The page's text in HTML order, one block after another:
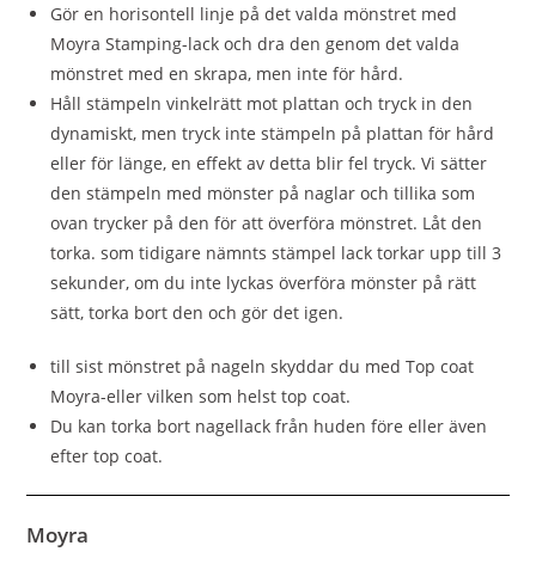
Gör en horisontell linje på det valda mönstret med
Moyra Stamping-lack och dra den genom det valda
mönstret med en skrapa, men inte för hård.
Håll stämpeln vinkelrätt mot plattan och tryck in den
dynamiskt, men tryck inte stämpeln på plattan för hård
eller för länge, en effekt av detta blir fel tryck. Vi sätter
den stämpeln med mönster på naglar och tillika som
ovan trycker på den för att överföra mönstret. Låt den
torka. som tidigare nämnts stämpel lack torkar upp till 3
sekunder, om du inte lyckas överföra mönster på rätt
sätt, torka bort den och gör det igen.
till sist mönstret på nageln skyddar du med Top coat
Moyra-eller vilken som helst top coat.
Du kan torka bort nagellack från huden före eller även
efter top coat.
Moyra